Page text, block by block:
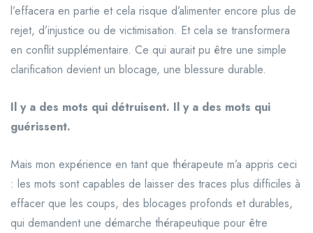
l’effacera en partie et cela risque d’alimenter encore plus de
rejet, d’injustice ou de victimisation. Et cela se transformera
en conflit supplémentaire. Ce qui aurait pu être une simple
clarification devient un blocage, une blessure durable.
Il y a des mots qui détruisent. Il y a des mots qui
guérissent.
Mais mon expérience en tant que thérapeute m’a appris ceci
: les mots sont capables de laisser des traces plus difficiles à
effacer que les coups, des blocages profonds et durables,
qui demandent une démarche thérapeutique pour être